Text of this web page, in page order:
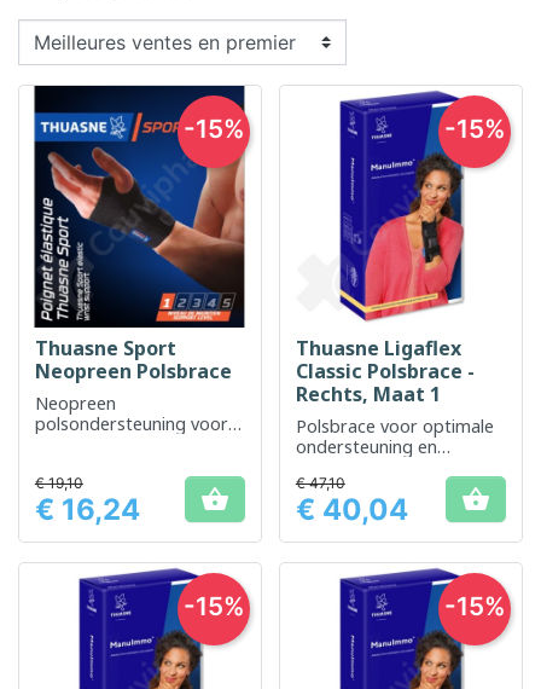
Thuasne Sport
Neopreen Polsbrace
Neopreen
polsondersteuning voor
Prijs
€ 19,10
€ 16,24 
-15%
Thuasne Ligaflex
Classic Polsbrace -
Rechts, Maat 1
Polsbrace voor optimale
ondersteuning en
blessure
Prijs
€ 47,10
€ 40,04 
-15%
-15% -15%